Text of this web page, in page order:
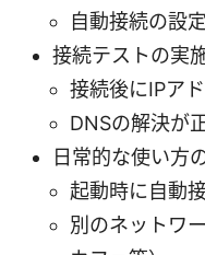
自動接続の設
接続テストの実
接続後にIPア
DNSの解決が
日常的な使い方
起動時に自動
別のネットワ